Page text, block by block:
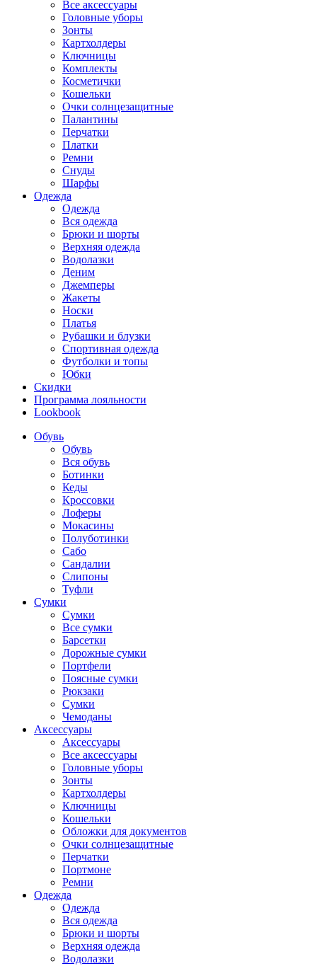
Все аксессуары
Головные уборы
Зонты
Картхолдеры
Ключницы
Комплекты
Косметички
Кошельки
Очки солнцезащитные
Палантины
Перчатки
Платки
Ремни
Снуды
Шарфы
Одежда
Одежда
Вся одежда
Брюки и шорты
Верхняя одежда
Водолазки
Деним
Джемперы
Жакеты
Носки
Платья
Рубашки и блузки
Спортивная одежда
Футболки и топы
Юбки
Скидки
Программа лояльности
Lookbook
Обувь
Обувь
Вся обувь
Ботинки
Кеды
Кроссовки
Лоферы
Мокасины
Полуботинки
Сабо
Сандалии
Слипоны
Туфли
Сумки
Сумки
Все сумки
Барсетки
Дорожные сумки
Портфели
Поясные сумки
Рюкзаки
Сумки
Чемоданы
Аксессуары
Аксессуары
Все аксессуары
Головные уборы
Зонты
Картхолдеры
Ключницы
Кошельки
Обложки для документов
Очки солнцезащитные
Перчатки
Портмоне
Ремни
Одежда
Одежда
Вся одежда
Брюки и шорты
Верхняя одежда
Водолазки